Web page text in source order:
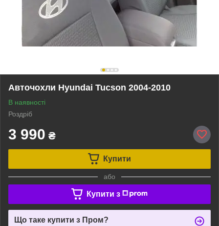
Авточохли Hyundai Tucson 2004-2010
В наявності
Роздріб
3 990 ₴
Купити
або
Купити з
Що таке купити з Пром?